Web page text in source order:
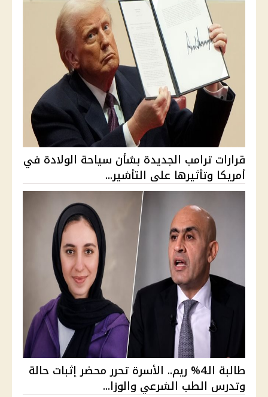
قرارات ترامب الجديدة بشأن سياحة الولادة في
أمريكا وتأثيرها على التأشير...
طالبة الـ4% ريم.. الأسرة تحرر محضر إثبات حالة
وتدرس الطب الشرعي والوزا...